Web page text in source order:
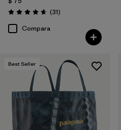
Valoración: 4.6 / 5
(31Comentarios
)
Compara
Best Seller